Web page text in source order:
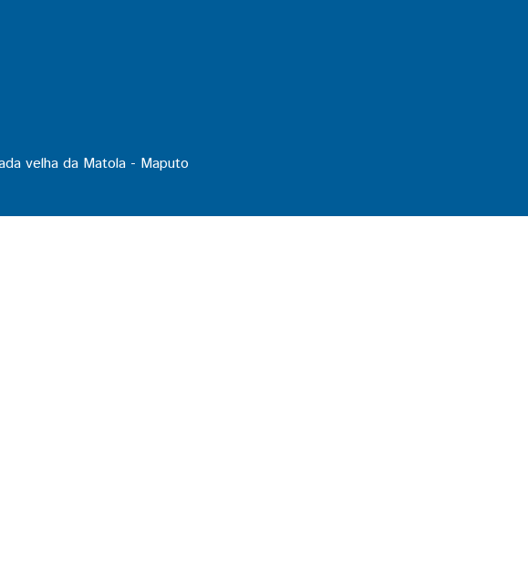
velha da Matola - Maputo